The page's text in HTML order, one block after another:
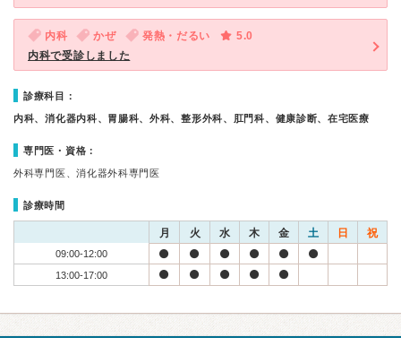
内科 かぜ 発熱・だるい
5.0
内科で受診しました
診療科目：
内科、消化器内科、胃腸科、外科、整形外科、肛門科、健康診断、在宅医療
専門医・資格：
外科専門医、消化器外科専門医
診療時間
月 火 水 木 金 土 日 祝
09:00-12:00
13:00-17:00